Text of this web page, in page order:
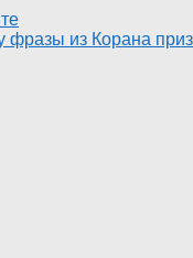
фразы из Корана